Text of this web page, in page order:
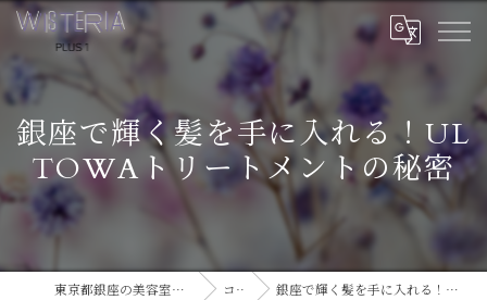
銀座で輝く髪を手に入れる！UL
TOWAトリートメントの秘密
東京都銀座の美容室ならWISTERIA PLUS 1 コラム 銀座で輝く髪を手に入れる！ULTOWAトリートメントの秘密